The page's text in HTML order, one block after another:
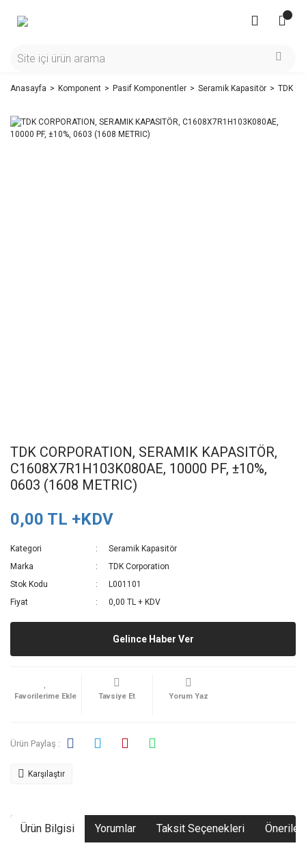
Anasayfa Komponent Pasif Komponentler Seramik Kapasitör TDK
TDK CORPORATION, SERAMIK KAPASITÖR,
C1608X7R1H103K080AE, 10000 PF, ±10%,
0603 (1608 METRIC)
0,00 TL +KDV
Kategori
Seramik Kapasitör
Marka
TDK Corporation
Stok Kodu
L001101
Fiyat
0,00 TL + KDV
Gelince Haber Ver
Tavsiye Et Yorum Yaz
Ürün Paylaş :
Karşılaştır
Ürün Bilgisi Yorumlar Taksit Seçenekleri